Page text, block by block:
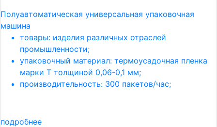
Полуавтоматическая универсальная упаковочная
машина
товары: изделия различных отраслей
промышленности;
упаковочный материал: термоусадочная пленка
марки Т толщиной 0,06-0,1 мм;
производительность: 300 пакетов/час;
подробнее